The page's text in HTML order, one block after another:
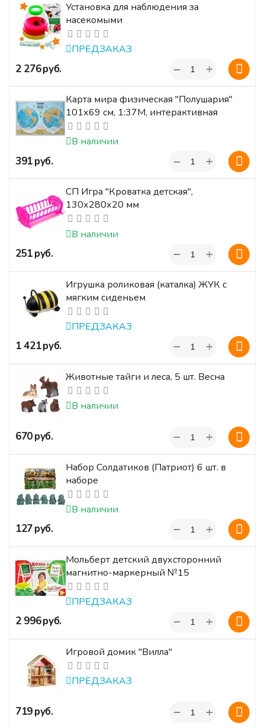
Установка для наблюдения за
насекомыми
ПРЕДЗАКАЗ
‍2 276‍руб. +
−
Карта мира физическая "Полушария"
101х69 см, 1:37М, интерактивная
В наличии
‍391‍руб. +
−
СП Игра "Кроватка детская",
130х280х20 мм
В наличии
‍251‍руб. +
−
Игрушка роликовая (каталка) ЖУК с
мягким сиденьем
ПРЕДЗАКАЗ
‍1 421‍руб. +
−
Животные тайги и леса, 5 шт. Весна
В наличии
‍670‍руб. +
−
Набор Солдатиков (Патриот) 6 шт. в
наборе
В наличии
‍127‍руб. +
−
Мольберт детский двухсторонний
магнитно-маркерный №15
ПРЕДЗАКАЗ
‍2 996‍руб. +
−
Игровой домик "Вилла"
ПРЕДЗАКАЗ
‍719‍руб. +
−